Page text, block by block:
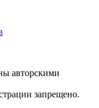
авторскими
запрещено.